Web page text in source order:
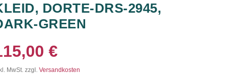
DORTE-DRS-2945,
GREEN
€
MwSt. zzgl. Versandkosten